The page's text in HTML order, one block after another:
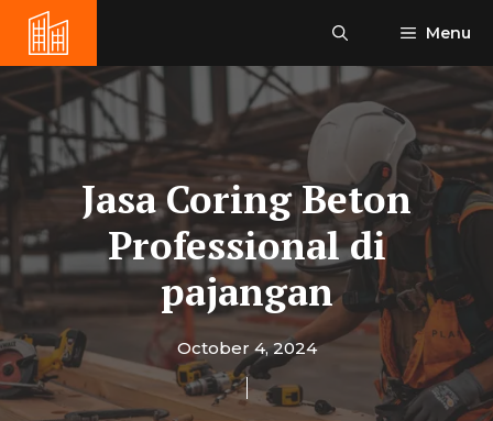
content
Menu
Jasa Coring Beton
Professional di
pajangan
October 4, 2024